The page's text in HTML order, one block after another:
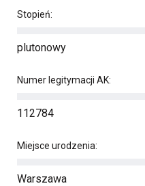
Stopień:
plutonowy
Numer legitymacji AK:
112784
Miejsce urodzenia:
Warszawa